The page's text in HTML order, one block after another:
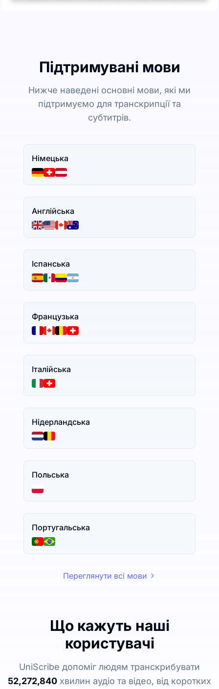
Підтримувані мови
Нижче наведені основні мови, які ми
підтримуємо для транскрипції та
субтитрів.
Німецька
Англійська
Іспанська
Французька
Італійська
Нідерландська
Польська
Португальська
Переглянути всі мови
Що кажуть наші
користувачі
UniScribe допоміг людям транскрибувати
52,272,840 хвилин аудіо та відео, від коротких